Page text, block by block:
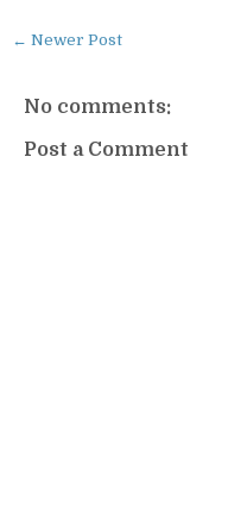
← Newer Post
No comments:
Post a Comment